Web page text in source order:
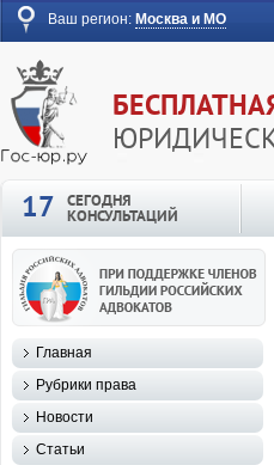
Ваш регион: Москва и МО
17
СЕГОДНЯ
КОНСУЛЬТАЦИЙ
Главная
Рубрики права
Новости
Статьи